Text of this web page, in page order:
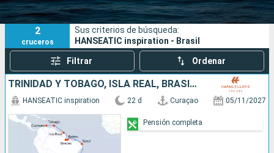
Puertos Compañías
Buscar
2
cruceros
Sus criterios de búsqueda:
HANSEATIC inspiration - Brasil
Filtrar Ordenar
TRINIDAD Y TOBAGO, ISLA REAL, BRASIL, URUGUAY, ARGENTINA
HANSEATIC inspiration 22 d Curaçao 05/11/2027
Pensión completa